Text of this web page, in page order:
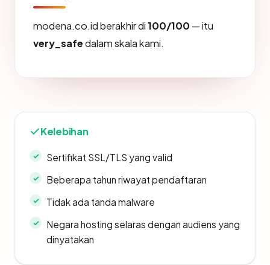
modena.co.id berakhir di100/100 — itu
very_safedalam skala kami.
Kelebihan
Sertifikat SSL/TLS yang valid
Beberapa tahun riwayat pendaftaran
Tidak ada tanda malware
Negara hosting selaras dengan audiens yang
dinyatakan